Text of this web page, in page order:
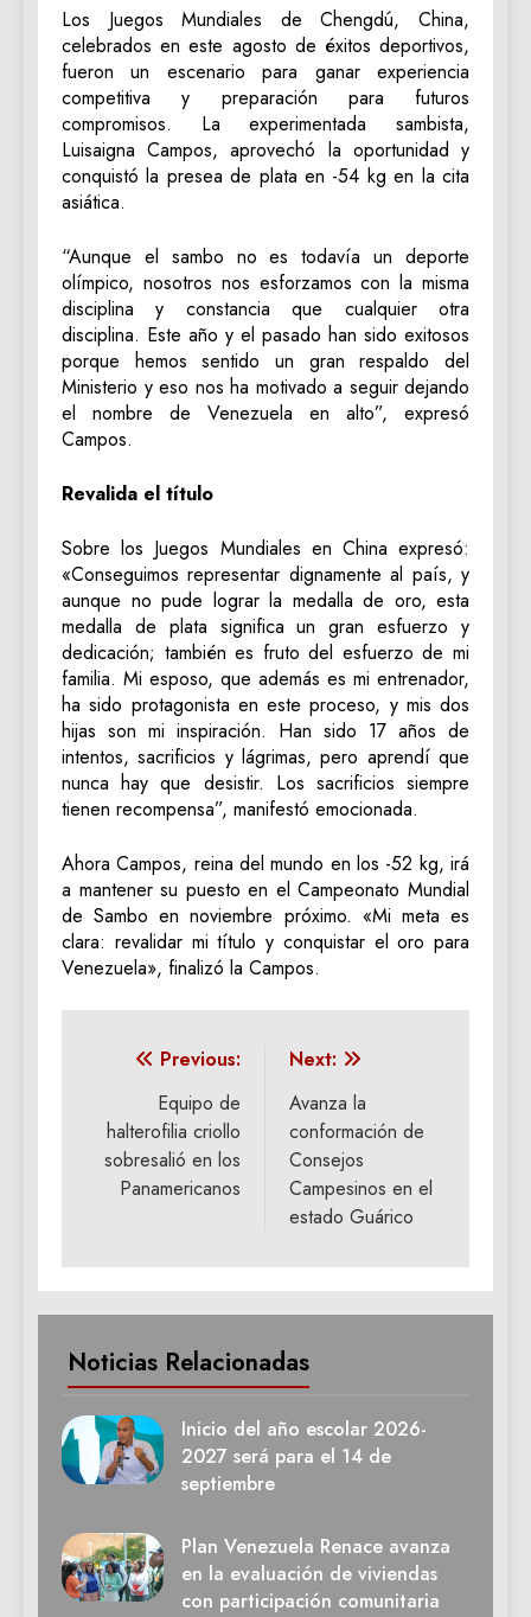
Los Juegos Mundiales de Chengdú, China,
celebrados en este agosto de éxitos deportivos,
fueron un escenario para ganar experiencia
competitiva y preparación para futuros
compromisos. La experimentada sambista,
Luisaigna Campos, aprovechó la oportunidad y
conquistó la presea de plata en -54 kg en la cita
asiática.
“Aunque el sambo no es todavía un deporte
olímpico, nosotros nos esforzamos con la misma
disciplina y constancia que cualquier otra
disciplina. Este año y el pasado han sido exitosos
porque hemos sentido un gran respaldo del
Ministerio y eso nos ha motivado a seguir dejando
el nombre de Venezuela en alto”, expresó
Campos.
Revalida el título
Sobre los Juegos Mundiales en China expresó:
«Conseguimos representar dignamente al país, y
aunque no pude lograr la medalla de oro, esta
medalla de plata significa un gran esfuerzo y
dedicación; también es fruto del esfuerzo de mi
familia. Mi esposo, que además es mi entrenador,
ha sido protagonista en este proceso, y mis dos
hijas son mi inspiración. Han sido 17 años de
intentos, sacrificios y lágrimas, pero aprendí que
nunca hay que desistir. Los sacrificios siempre
tienen recompensa”, manifestó emocionada.
Ahora Campos, reina del mundo en los -52 kg, irá
a mantener su puesto en el Campeonato Mundial
de Sambo en noviembre próximo. «Mi meta es
clara: revalidar mi título y conquistar el oro para
Venezuela», finalizó la Campos.
Navegación
entradas
Previous:
Equipo de
halterofilia criollo
sobresalió en los
Panamericanos
Next:
Avanza la
conformación de
Consejos
Campesinos en el
estado Guárico
Noticias Relacionadas
Inicio del año escolar 2026-
2027 será para el 14 de
septiembre
Plan Venezuela Renace avanza
en la evaluación de viviendas
con participación comunitaria